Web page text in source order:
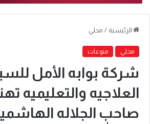
الرئيسية / محلي
محلي منوعات
شركة بوابه الأمل
العلاجيه والتعليميه
صاحب الجلاله